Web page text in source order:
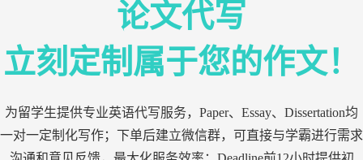
论文代写
立刻定制属于您的作文！
为留学生提供专业英语代写服务，Paper、Essay、Dissertation均
一对一定制化写作；下单后建立微信群，可直接与学霸进行需求